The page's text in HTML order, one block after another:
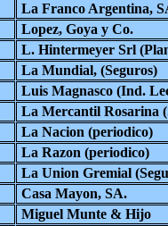
La Franco Argentina,
Lopez, Goya y Co.
L. Hintermeyer Srl
La Mundial, (Seguros)
Luis Magnasco (Ind.
La Mercantil Rosarina
La Nacion (periodico)
La Razon (periodico)
La Union Gremial
Casa Mayon, SA.
Miguel Munte & Hijo